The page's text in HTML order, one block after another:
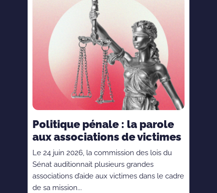
Politique pénale : la parole
aux associations de victimes
Le 24 juin 2026, la commission des lois du
Sénat auditionnait plusieurs grandes
associations d’aide aux victimes dans le cadre
de sa mission...